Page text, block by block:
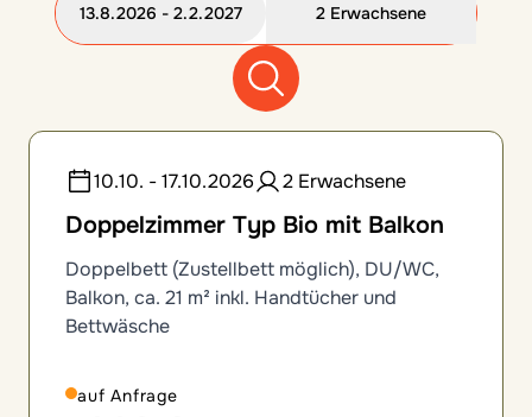
13.8.2026 - 2.2.2027 2 Erwachsene
12 Zimmeroptionen gefunden
10.10. - 17.10.2026
2 Erwachsene
Doppelzimmer Typ Bio mit Balkon
Doppelbett (Zustellbett möglich), DU/WC,
Balkon, ca. 21 m² inkl. Handtücher und
Bettwäsche
auf Anfrage